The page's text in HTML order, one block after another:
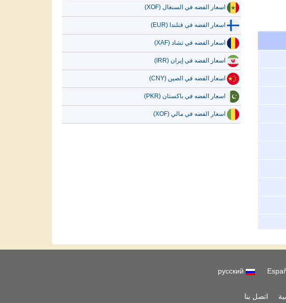
اسعار الفضه في السنغال (XOF)
اسعار الفضه في فنلندا (EUR)
اسعار الفضه في تشاد (XAF)
اسعار الفضه في إيران (IRR)
اسعار الفضه في الصين (CNY)
اسعار الفضه في باكستان (PKR)
اسعار الفضه في مالي (XOF)
اتصل بنا